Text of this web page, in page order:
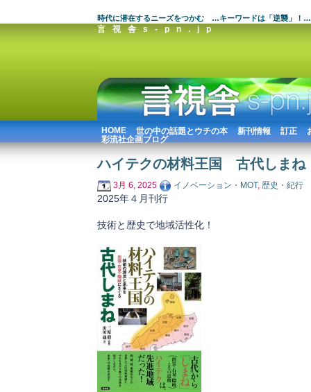
時代に潜在するニーズをつかむ …キーワードは「逆襲」！…
言視舎s-pn.jp
HOME 世の中の話題とウチの本 新刊情報 訂正
彩流社企画ブログ
ハイテクの材料王国 古代しまね
3月 6, 2025 イノベーション・MOT, 歴史・紀行
2025年４月刊行
技術と歴史で地域活性化！